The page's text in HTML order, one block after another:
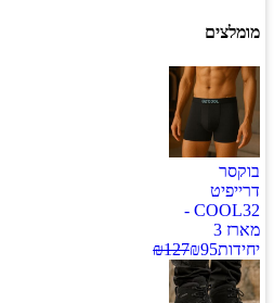
מומלצים
בוקסר
דרייפיט
COOL32 -
מארז 3
יחידות
₪95
₪127